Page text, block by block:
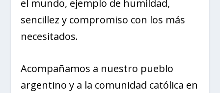
el mundo, ejemplo de humildad,
sencillez y compromiso con los más
necesitados.
Acompañamos a nuestro pueblo
argentino y a la comunidad católica en